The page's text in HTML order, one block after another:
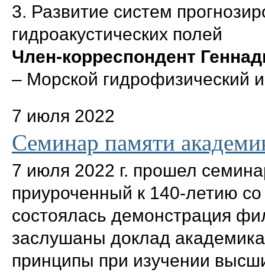
3. Развитие систем
гидроакустических полей
Член-корреспондент
– Морской гидрофизический
7 июля 2022
Cеминар памяти
7 июля 2022 г. прошел
приуроченный к 140-летию
состоялась демонстрация
заслушаны доклад
принципы при изучении